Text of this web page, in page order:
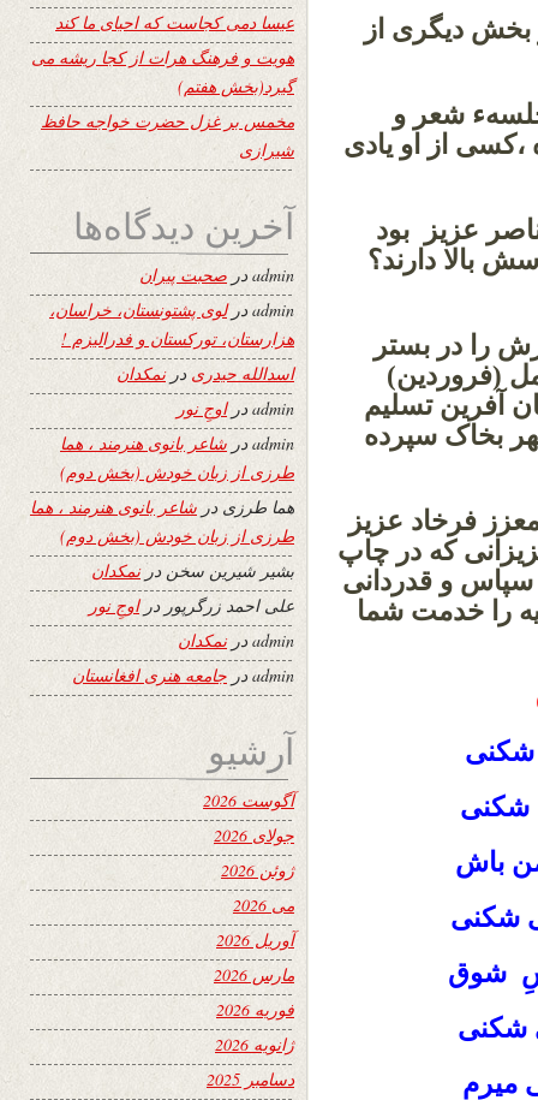
دیگری از
شعر و
از او یادی
عزیز بود
بالا دارند؟
را در بستر
و سرانجام روز شنبه 11 حمل (فروردین)
آفرین تسلیم
بخاک سپرده
فرخاد عزیز
که در چاپ
سپاس و قدردانی
را خدمت شما
شکنی
شکنی
باش
شکنی
شوق
شکنی
میرم
عیسا دمی کجاست که احیای ما کند
هویت و فرهنگ هرات از کجا ریشه می
گیرد(بخش هفتم)
مخمس بر غزل حضرت خواجه حافظ
شیرازی
آخرین دیدگاه‌ها
adminدر صحبت پیران
admin درلوی پشتونستان، خراسان،
هزارستان، تورکستان و فدرالیزم !
اسدالله حیدری درنمکدان
adminدراوجِ نور
adminدر شاعر بانوی هنرمند ، هما
طرزی از زبان خودش (بخش دوم)
هما طرزی در شاعر بانوی هنرمند ، هما
طرزی از زبان خودش (بخش دوم)
بشیر شیرین سخن درنمکدان
علی احمد زرگرپور دراوجِ نور
adminدرنمکدان
admin در جامعه هنری افغانستان
آرشیو
آگوست 2026
جولای 2026
ژوئن 2026
می 2026
آوریل 2026
مارس 2026
فوریه 2026
ژانویه 2026
دسامبر 2025